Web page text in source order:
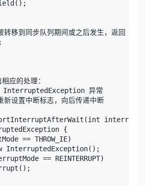
移到同步队列期间或之后发生，返回
应的处理：
InterruptedException 异常
新设置中断标志，向后传递中断
{
== THROW_IE)
InterruptedException();
== REINTERRUPT)